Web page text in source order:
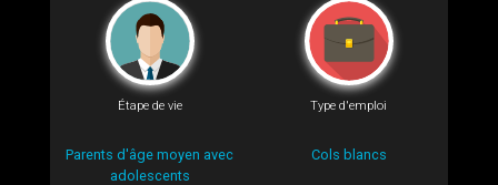
Étape de vie
Parents d'âge moyen avec
adolescents
Type d'emploi
Cols blancs